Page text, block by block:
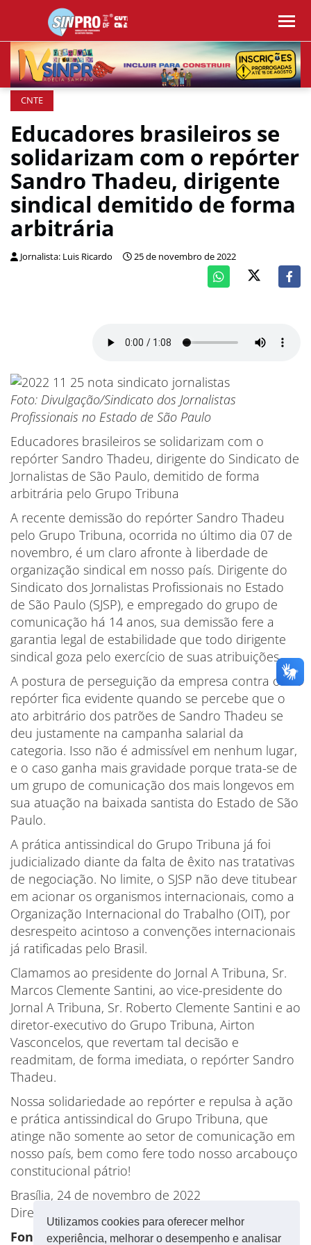
Utilizamos cookies para oferecer melhor
experiência, melhorar o desempenho e analisar
CNTE
Educadores brasileiros se
solidarizam com o repórter
Sandro Thadeu, dirigente
sindical demitido de forma
arbitrária
Jornalista: Luis Ricardo 25 de novembro de 2022
Foto: Divulgação/Sindicato dos Jornalistas
Profissionais no Estado de São Paulo
Educadores brasileiros se solidarizam com o
repórter Sandro Thadeu, dirigente do Sindicato de
Jornalistas de São Paulo, demitido de forma
arbitrária pelo Grupo Tribuna
A recente demissão do repórter Sandro Thadeu
pelo Grupo Tribuna, ocorrida no último dia 07 de
novembro, é um claro afronte à liberdade de
organização sindical em nosso país. Dirigente do
Sindicato dos Jornalistas Profissionais no Estado
de São Paulo (SJSP), e empregado do grupo de
comunicação há 14 anos, sua demissão fere a
garantia legal de estabilidade que todo dirigente
sindical goza pelo exercício de suas atribuições.
A postura de perseguição da empresa contra o
repórter fica evidente quando se percebe que o
ato arbitrário dos patrões de Sandro Thadeu se
deu justamente na campanha salarial da
categoria. Isso não é admissível em nenhum lugar,
e o caso ganha mais gravidade porque trata-se de
um grupo de comunicação dos mais longevos em
sua atuação na baixada santista do Estado de São
Paulo.
A prática antissindical do Grupo Tribuna já foi
judicializado diante da falta de êxito nas tratativas
de negociação. No limite, o SJSP não deve titubear
em acionar os organismos internacionais, como a
Organização Internacional do Trabalho (OIT), por
desrespeito acintoso a convenções internacionais
já ratificadas pelo Brasil.
Clamamos ao presidente do Jornal A Tribuna, Sr.
Marcos Clemente Santini, ao vice-presidente do
Jornal A Tribuna, Sr. Roberto Clemente Santini e ao
diretor-executivo do Grupo Tribuna, Airton
Vasconcelos, que revertam tal decisão e
readmitam, de forma imediata, o repórter Sandro
Thadeu.
Nossa solidariedade ao repórter e repulsa à ação
e prática antissindical do Grupo Tribuna, que
atinge não somente ao setor de comunicação em
nosso país, bem como fere todo nosso arcabouço
constitucional pátrio!
Brasília, 24 de novembro de 2022
Direção Executiva da CNTE
Fonte: CNTE